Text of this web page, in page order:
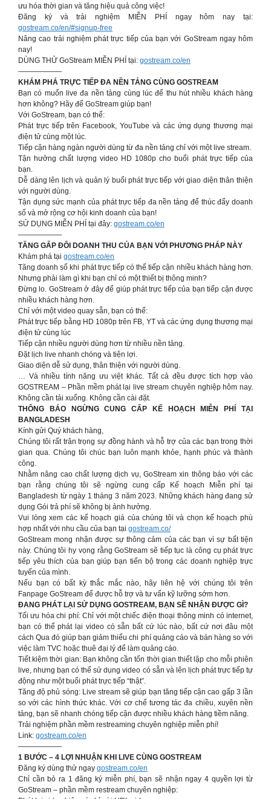
ưu hóa thời gian và tăng hiệu quả công việc!
Đăng ký và trải nghiệm MIỄN PHÍ ngay hôm nay tại:
gostream.co/en/#signup-free
Nâng cao trải nghiệm phát trực tiếp của bạn với GoStream ngay hôm
nay!
DÙNG THỬ GoStream MIỄN PHÍ tại: gostream.co/en
——————
KHÁM PHÁ TRỰC TIẾP ĐA NỀN TẢNG CÙNG GOSTREAM
Bạn có muốn live đa nền tảng cùng lúc để thu hút nhiều khách hàng
hơn không? Hãy để GoStream giúp bạn!
Với GoStream, bạn có thể:
Phát trực tiếp trên Facebook, YouTube và các ứng dụng thương mại
điện tử cùng một lúc.
Tiếp cận hàng ngàn người dùng từ đa nền tảng chỉ với một live stream.
Tận hưởng chất lượng video HD 1080p cho buổi phát trực tiếp của
bạn.
Dễ dàng lên lịch và quản lý buổi phát trực tiếp với giao diện thân thiện
với người dùng.
Tận dụng sức mạnh của phát trực tiếp đa nền tảng để thúc đẩy doanh
số và mở rộng cơ hội kinh doanh của bạn!
SỬ DỤNG MIỄN PHÍ tại đây: gostream.co/en
——————
TĂNG GẤP ĐÔI DOANH THU CỦA BẠN VỚI PHƯƠNG PHÁP NÀY
Khám phá tại gostream.co/en
Tăng doanh số khi phát trực tiếp có thể tiếp cận nhiều khách hàng hơn.
Nhưng phải làm gì khi bạn chỉ có một thiết bị thông minh?
Đừng lo. GoStream ở đây để giúp phát trực tiếp của bạn tiếp cận được
nhiều khách hàng hơn.
Chỉ với một video quay sẵn, bạn có thể:
Phát trực tiếp bằng HD 1080p trên FB, YT và các ứng dụng thương mại
điện tử cùng lúc
Tiếp cận nhiều người dùng hơn từ nhiều nền tảng.
Đặt lịch live nhanh chóng và tiện lợi.
Giao diện dễ sử dụng, thân thiện với người dùng.
… Và nhiều tính năng ưu việt khác. Tất cả đều được tích hợp vào
GOSTREAM – Phần mềm phát lại live stream chuyên nghiệp hôm nay.
Không cần tải xuống. Không cần cài đặt.
THÔNG BÁO NGỪNG CUNG CẤP KẾ HOẠCH MIỄN PHÍ TẠI
BANGLADESH
Kính gửi Quý khách hàng,
Chúng tôi rất trân trọng sự đồng hành và hỗ trợ của các bạn trong thời
gian qua. Chúng tôi chúc bạn luôn mạnh khỏe, hạnh phúc và thành
công.
Nhằm nâng cao chất lượng dịch vụ, GoStream xin thông báo với các
bạn rằng chúng tôi sẽ ngừng cung cấp Kế hoạch Miễn phí tại
Bangladesh từ ngày 1 tháng 3 năm 2023. Những khách hàng đang sử
dụng Gói trả phí sẽ không bị ảnh hưởng.
Vui lòng xem các kế hoạch giá của chúng tôi và chọn kế hoạch phù
hợp nhất với nhu cầu của bạn tại gostream.co/
GoStream mong nhận được sự thông cảm của các bạn vì sự bất tiện
này. Chúng tôi hy vọng rằng GoStream sẽ tiếp tục là công cụ phát trực
tiếp yêu thích của bạn giúp bạn tiến bộ trong các doanh nghiệp trực
tuyến của mình.
Nếu bạn có bất kỳ thắc mắc nào, hãy liên hệ với chúng tôi trên
Fanpage GoStream để được hỗ trợ và tư vấn kỹ lưỡng sớm hơn.
ĐANG PHÁT LẠI SỬ DỤNG GOSTREAM, BẠN SẼ NHẬN ĐƯỢC GÌ?
Tối ưu hóa chi phí: Chỉ với một chiếc điện thoại thông minh có internet,
bạn có thể phát lại video có sẵn bất cứ lúc nào, bất cứ nơi đâu một
cách Qua đó giúp bạn giảm thiểu chi phí quảng cáo và bán hàng so với
việc làm TVC hoặc thuê đại lý để làm quảng cáo.
Tiết kiệm thời gian: Bạn không cần tốn thời gian thiết lập cho mỗi phiên
live, nhưng bạn có thể sử dụng video có sẵn và lên lịch phát trực tiếp tự
động như một buổi phát trực tiếp “thật”.
Tăng độ phủ sóng: Live stream sẽ giúp bạn tăng tiếp cận cao gấp 3 lần
so với các hình thức khác. Với cơ chế tương tác đa chiều, xuyên nền
tảng, bạn sẽ nhanh chóng tiếp cận được nhiều khách hàng tiềm năng.
Trải nghiệm phần mềm restreaming chuyên nghiệp miễn phí!
Link: gostream.co/en
——————
1 BƯỚC – 4 LỢI NHUẬN KHI LIVE CÙNG GOSTREAM
Đăng ký dùng thử ngay gostream.co/en
Chỉ cần bỏ ra 1 đăng ký miễn phí, bạn sẽ nhận ngay 4 quyền lợi từ
GoStream – phần mềm restream chuyên nghiệp: